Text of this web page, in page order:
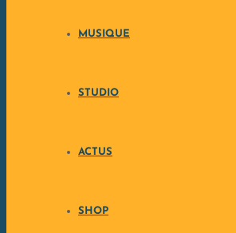
MUSIQUE
STUDIO
ACTUS
SHOP